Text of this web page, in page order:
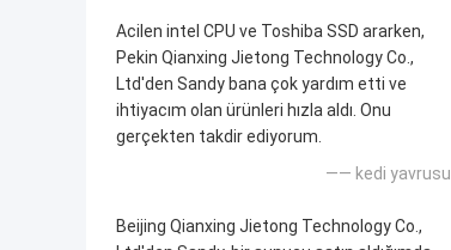
Acilen intel CPU ve Toshiba SSD ararken,
Pekin Qianxing Jietong Technology Co.,
Ltd'den Sandy bana çok yardım etti ve
ihtiyacım olan ürünleri hızla aldı. Onu
gerçekten takdir ediyorum.
—— kedi yavrusu
Beijing Qianxing Jietong Technology Co.,